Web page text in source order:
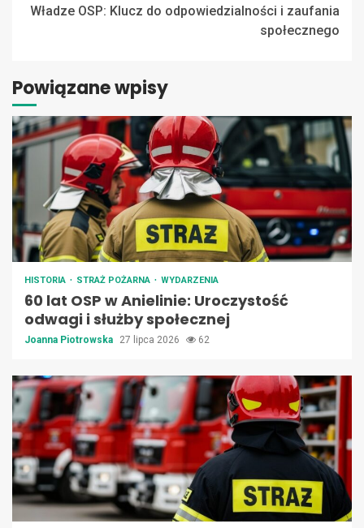
Władze OSP: Klucz do odpowiedzialności i zaufania
społecznego
Powiązane wpisy
HISTORIA STRAŻ POŻARNA WYDARZENIA
60 lat OSP w Anielinie: Uroczystość
odwagi i służby społecznej
Joanna Piotrowska 27 lipca 2026 62